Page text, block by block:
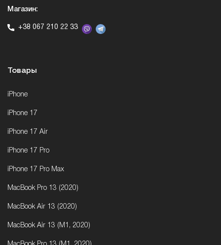
Магазин:
+38 067 210 22 33
Товары
iPhone
iPhone 17
iPhone 17 Air
iPhone 17 Pro
iPhone 17 Pro Max
MacBook Pro 13 (2020)
MacBook Air 13 (2020)
MacBook Air 13 (M1, 2020)